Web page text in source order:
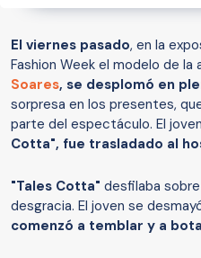
El viernes pasado, en la
Fashion Week el modelo de la
Soares, se desplomó en
sorpresa en los presentes,
parte del espectáculo. El
Cotta", fue trasladado al
"Tales Cotta" desfilaba
desgracia. El joven se
comenzó a temblar y a